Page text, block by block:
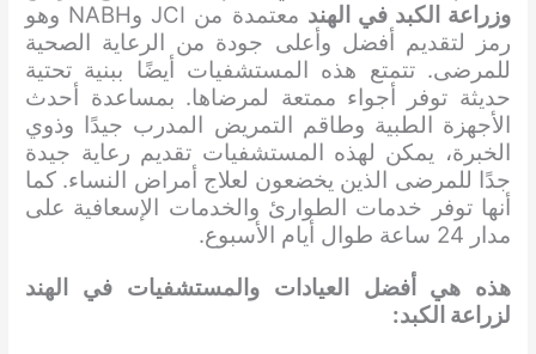
وزراعة الكبد في الهند
معتمدة من JCI وNABH وهو
رمز لتقديم أفضل وأعلى جودة من الرعاية الصحية
للمرضى. تتمتع هذه المستشفيات أيضًا ببنية تحتية
حديثة توفر أجواء ممتعة لمرضاها. بمساعدة أحدث
الأجهزة الطبية وطاقم التمريض المدرب جيدًا وذوي
الخبرة، يمكن لهذه المستشفيات تقديم رعاية جيدة
جدًا للمرضى الذين يخضعون لعلاج أمراض النساء. كما
أنها توفر خدمات الطوارئ والخدمات الإسعافية على
مدار 24 ساعة طوال أيام الأسبوع.
هذه هي أفضل العيادات والمستشفيات في الهند
لزراعة الكبد: